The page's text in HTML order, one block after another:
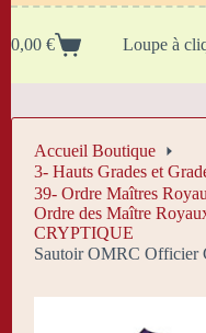
Panier
0,00 € Loupe à
Accueil Boutique
3- Hauts Grades et
39- Ordre Maîtres
Ordre des Maître
CRYPTIQUE
Sautoir OMRC Officier